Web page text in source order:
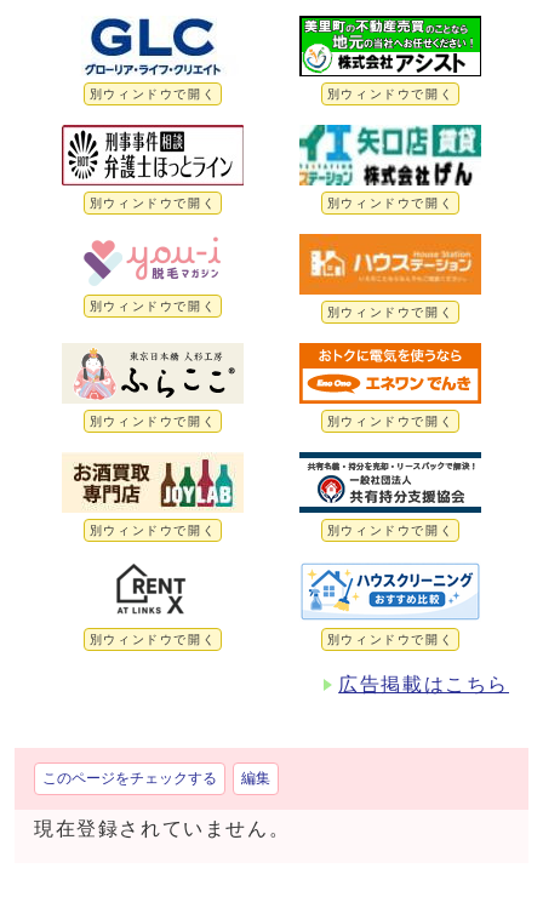
別ウィンドウで開く 別ウィンドウで開く
別ウィンドウで開く 別ウィンドウで開く
別ウィンドウで開く 別ウィンドウで開く
別ウィンドウで開く 別ウィンドウで開く
別ウィンドウで開く 別ウィンドウで開く
別ウィンドウで開く 別ウィンドウで開く
広告掲載はこちら
このページをチェックする 編集
現在登録されていません。